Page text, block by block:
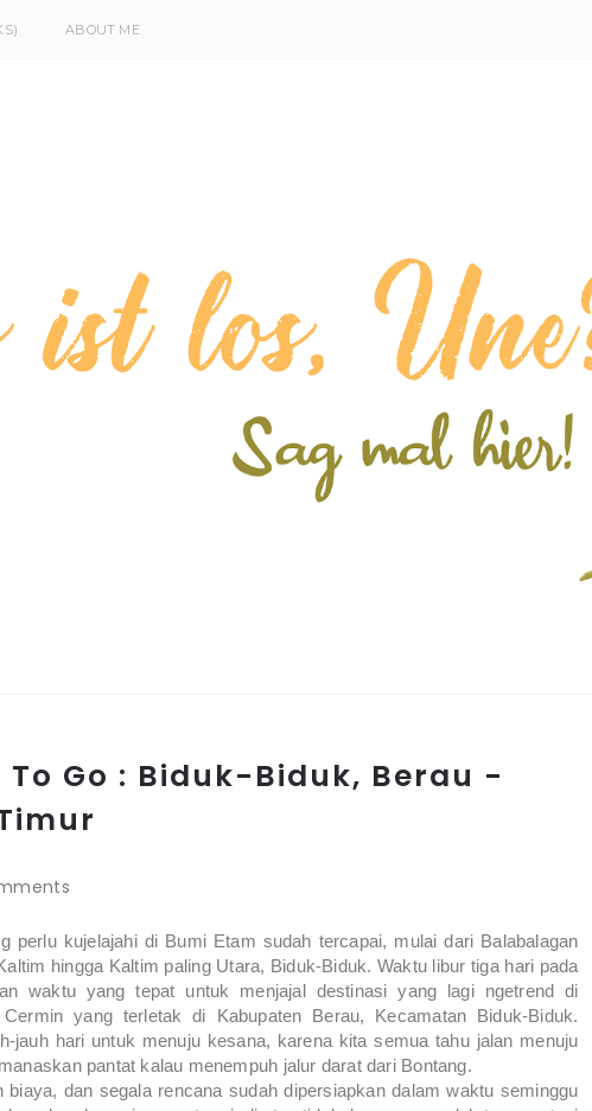
ABOUT ME
To Go : Biduk-Biduk, Berau -
perlu kujelajahi di Bumi Etam sudah tercapai, mulai dari Balabalagan
hingga Kaltim paling Utara, Biduk-Biduk. Waktu libur tiga hari pada
waktu yang tepat untuk menjajal destinasi yang lagi ngetrend di
yang terletak di Kabupaten Berau, Kecamatan Biduk-Biduk.
jauh hari untuk menuju kesana, karena kita semua tahu jalan menuju
pantat kalau menempuh jalur darat dari Bontang.
biaya, dan segala rencana sudah dipersiapkan dalam waktu seminggu